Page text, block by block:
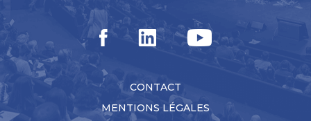
CONTACT
MENTIONS LÉGALES